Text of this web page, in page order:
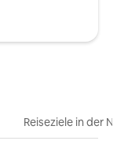
Reiseziele in der